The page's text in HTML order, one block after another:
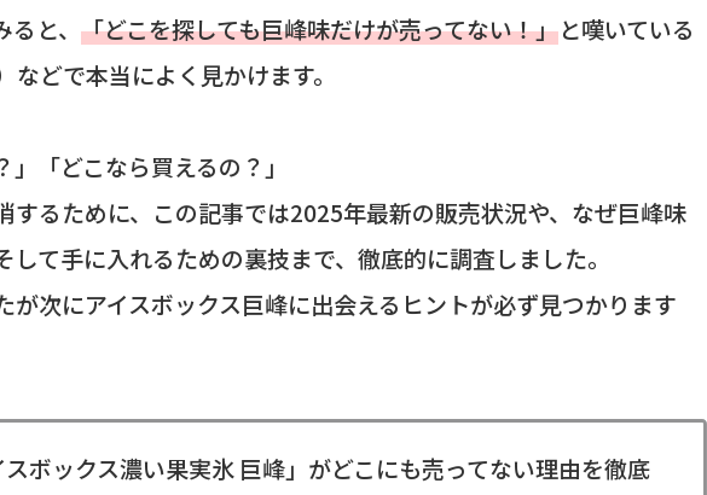
と、 「どこを探しても巨峰味だけが売ってない！」と嘆いている
どで本当によく見かけます。
」「どこなら買えるの？」
するために、この記事では2025年最新の販売状況や、なぜ巨峰味
て手に入れるための裏技まで、徹底的に調査しました。
が次にアイスボックス巨峰に出会えるヒントが必ず見つかります
スボックス濃い果実氷 巨峰」がどこにも売ってない理由を徹底